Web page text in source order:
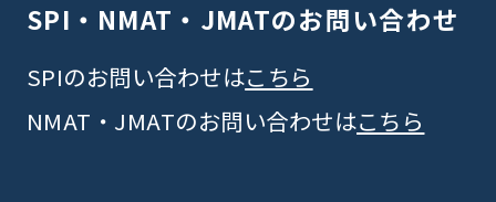
SPI・NMAT・JMATのお問い合わせ
SPIのお問い合わせはこちら
NMAT・JMATのお問い合わせはこちら